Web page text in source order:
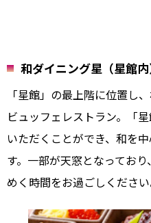
和ダイニング星（星館内
「星館」の最上階に位置し
ビュッフェレストラン。「
いただくことができ、和を
す。一部が天窓となってお
めく時間をお過ごしください